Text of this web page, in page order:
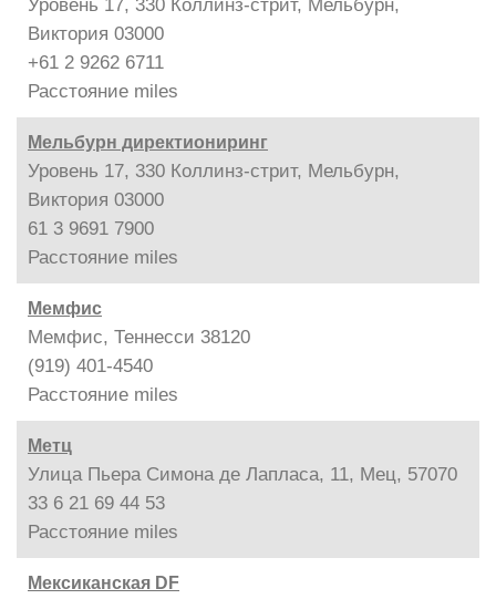
Уровень 17, 330 Коллинз-стрит, Мельбурн,
Виктория 03000
+61 2 9262 6711
Расстояние miles
Мельбурн директиониринг
Уровень 17, 330 Коллинз-стрит, Мельбурн,
Виктория 03000
61 3 9691 7900
Расстояние miles
Мемфис
Мемфис, Теннесси 38120
(919) 401-4540
Расстояние miles
Метц
Улица Пьера Симона де Лапласа, 11, Мец, 57070
33 6 21 69 44 53
Расстояние miles
Мексиканская DF